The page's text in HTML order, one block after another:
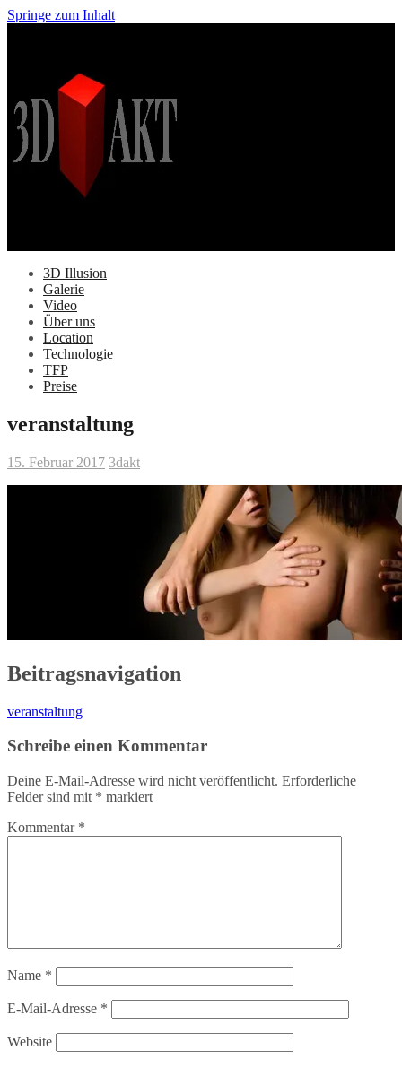
Springe zum Inhalt
3D Illusion
Galerie
Video
Über uns
Location
Technologie
TFP
Preise
veranstaltung
15. Februar 2017 3dakt
Beitragsnavigation
veranstaltung
Schreibe einen Kommentar
Deine E-Mail-Adresse wird nicht veröffentlicht. Erforderliche
Felder sind mit * markiert
Kommentar *
Name *
E-Mail-Adresse *
Website